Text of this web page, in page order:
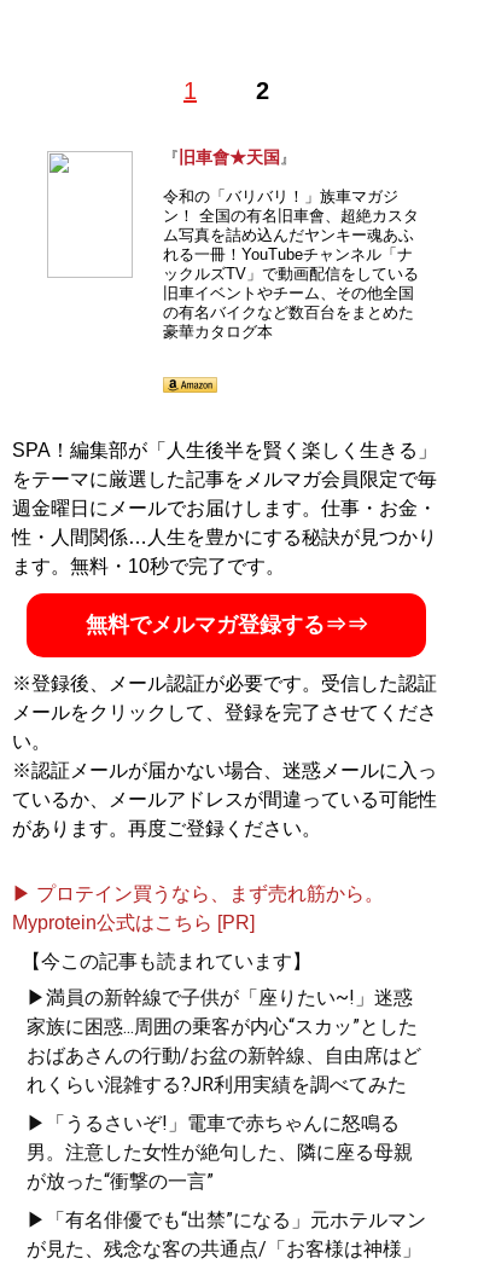
1 2
じめ、改造車だけを扱うクルマ雑誌『VIP club』や特攻
『MEN’S KNUCKLE』など、数々の不良系雑誌の編集長
を務めて社会現象を起こす。現在は、大洋図書発行の実
話誌『実話ナックルズ』のYouTubeチャンネル「 ナック
」や、ギャル男雑誌『men’s egg』をWebで復活
させたYouTubeチャンネル「 men’s egg 公式」のプロデ
ューサーとして活躍中。
『 旧車會★天国 』
令和の「バリバリ！」族車マガジ
ン！ 全国の有名旧車會、超絶カスタ
ム写真を詰め込んだヤンキー魂あふ
れる一冊！YouTubeチャンネル「ナ
ックルズTV」で動画配信をしている
旧車イベントやチーム、その他全国
の有名バイクなど数百台をまとめた
豪華カタログ本
SPA！編集部が「人生後半を賢く楽しく生きる」
をテーマに厳選した記事をメルマガ会員限定で毎
週金曜日にメールでお届けします。仕事・お金・
性・人間関係…人生を豊かにする秘訣が見つかり
ます。無料・10秒で完了です。
無料でメルマガ登録する⇒⇒
※登録後、メール認証が必要です。受信した認証
メールをクリックして、登録を完了させてくださ
い。
※認証メールが届かない場合、迷惑メールに入っ
ているか、メールアドレスが間違っている可能性
があります。再度ご登録ください。
▶ プロテイン買うなら、まず売れ筋から。
Myprotein公式はこちら [PR]
【今この記事も読まれています】
▶満員の新幹線で子供が「座りたい~!」迷惑
家族に困惑...周囲の乗客が内心“スカッ”とした
おばあさんの行動/お盆の新幹線、自由席はど
れくらい混雑する?JR利用実績を調べてみた
▶「うるさいぞ!」電車で赤ちゃんに怒鳴る
男。注意した女性が絶句した、隣に座る母親
が放った“衝撃の一言”
▶「有名俳優でも“出禁”になる」元ホテルマン
が見た、残念な客の共通点/「お客様は神様」